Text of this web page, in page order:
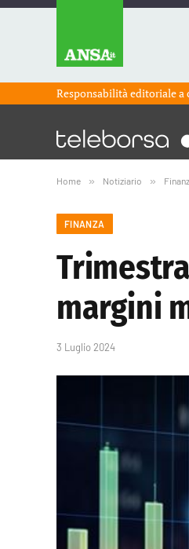
Responsabilità editoriale a
Home » Notiziario »
FINANZA
margini
3 Luglio 2024